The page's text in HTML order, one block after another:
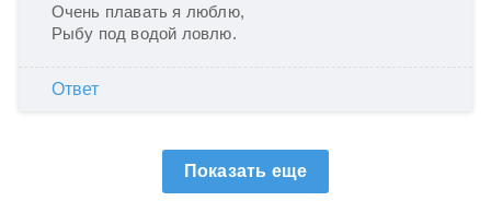
Очень плавать я люблю,
Рыбу под водой ловлю.
Ответ
Показать еще